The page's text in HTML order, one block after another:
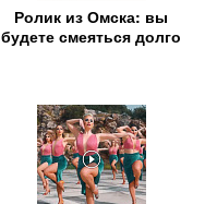
Ролик из Омска: вы
будете смеяться долго